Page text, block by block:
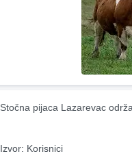
Stočna pijaca Lazarevac
Izvor: Korisnici